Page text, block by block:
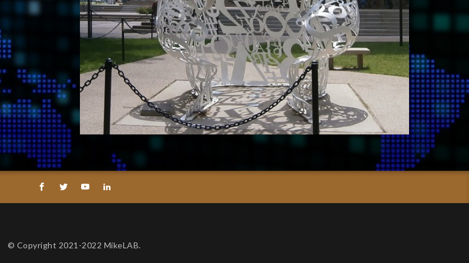
© Copyright 2021-2022 MikeLAB.